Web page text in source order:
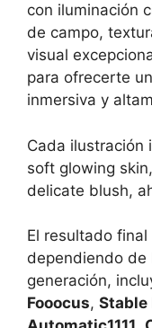
con iluminación
de campo,
visual
para ofrecerte
inmersiva y
Cada ilustración
soft glowing
delicate blush,
El resultado
dependiendo de
generación,
Fooocus,